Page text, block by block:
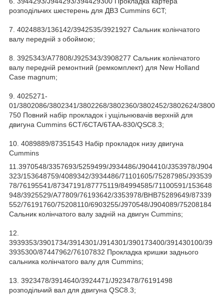
розподільчих шестерень для ДВЗ Cummins 6CT;
7. 4024883/136142/3942535/3921927 Сальник колінчатого
валу передній з обоймою;
8. 3925343/A77808/J925343/3908277 Сальник колінчатого
валу передній ремонтний (ремкомплект) для New Holland
Case magnum;
9. 4025271-
01/3802086/3802341/3802268/3802360/3802452/3802624/3800
750 Повний набір прокладок і ущільнювачів верхній для
двигуна Cummins 6CT/6CTA/6TAA-830/QSC8.3;
10. 4089889/87351543 Набір прокладок низу двигуна
Cummins
11.3970548/3357693/5259499/J934486/J904410/J353978/J904
323/153648759/4089342/3934486/71101605/75287985/J93539
78/76195541/87347191/87775119/84994585/71100591/153648
948/3925529/A77809/76193642/3353978/BHB75289649/87339
552/76191760/75208110/6903255/J970548/J904089/75208184
Сальник колінчатого валу задній на двигун Cummins;
12.
3939353/3901734/3914301/J914301/390173400/391430100/39
3935300/87447962/76107832 Прокладка кришки заднього
сальника колінчатого валу для Cummins;
13. 3923478/3914640/3924471/J923478/76191498
розподільчий вал для двигуна QSC8.3;